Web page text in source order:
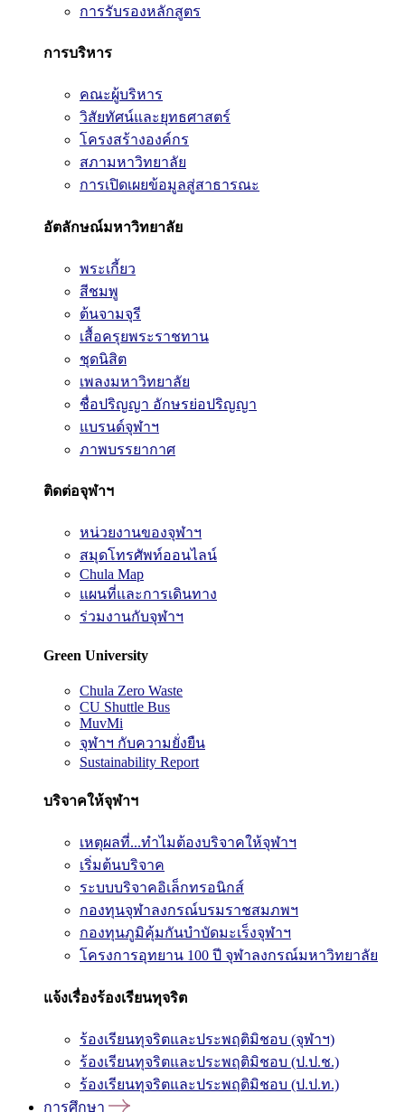
การรับรองหลักสูตร
การบริหาร
คณะผู้บริหาร
วิสัยทัศน์และยุทธศาสตร์
โครงสร้างองค์กร
สภามหาวิทยาลัย
การเปิดเผยข้อมูลสู่สาธารณะ
อัตลักษณ์มหาวิทยาลัย
พระเกี้ยว
สีชมพู
ต้นจามจุรี
เสื้อครุยพระราชทาน
ชุดนิสิต
เพลงมหาวิทยาลัย
ชื่อปริญญา อักษรย่อปริญญา
แบรนด์จุฬาฯ
ภาพบรรยากาศ
ติดต่อจุฬาฯ
หน่วยงานของจุฬาฯ
สมุดโทรศัพท์ออนไลน์
Chula Map
แผนที่และการเดินทาง
ร่วมงานกับจุฬาฯ
Green University
Chula Zero Waste
CU Shuttle Bus
MuvMi
จุฬาฯ กับความยั่งยืน
Sustainability Report
บริจาคให้จุฬาฯ
เหตุผลที่...ทำไมต้องบริจาคให้จุฬาฯ
เริ่มต้นบริจาค
ระบบบริจาคอิเล็กทรอนิกส์
กองทุนจุฬาลงกรณ์บรมราชสมภพฯ
กองทุนภูมิคุ้มกันบำบัดมะเร็งจุฬาฯ
โครงการอุทยาน 100 ปี จุฬาลงกรณ์มหาวิทยาลัย
แจ้งเรื่องร้องเรียนทุจริต
ร้องเรียนทุจริตและประพฤติมิชอบ (จุฬาฯ)
ร้องเรียนทุจริตและประพฤติมิชอบ (ป.ป.ช.)
ร้องเรียนทุจริตและประพฤติมิชอบ (ป.ป.ท.)
การศึกษา